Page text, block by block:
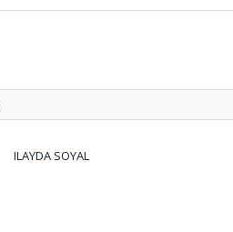
ILAYDA SOYAL